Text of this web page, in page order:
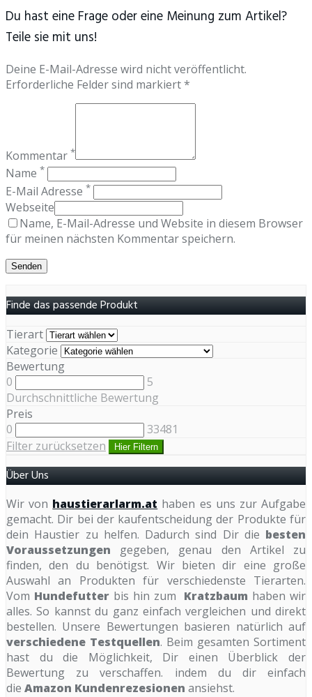
Du hast eine Frage oder eine Meinung zum Artikel?
Teile sie mit uns!
Deine E-Mail-Adresse wird nicht veröffentlicht.
Erforderliche Felder sind markiert *
Kommentar *
Name *
E-Mail Adresse *
Webseite
Name, E-Mail-Adresse und Website in diesem Browser
für meinen nächsten Kommentar speichern.
Finde das passende Produkt
Tierart
Kategorie
Bewertung
0
5
Durchschnittliche Bewertung
Preis
0
33481
Filter zurücksetzen
Hier Filtern
Über Uns
Wir von haustierarlarm.at haben es uns zur Aufgabe
gemacht. Dir bei der kaufentscheidung der Produkte für
dein Haustier zu helfen. Dadurch sind Dir die besten
Voraussetzungen gegeben, genau den Artikel zu
finden, den du benötigst. Wir bieten dir eine große
Auswahl an Produkten für verschiedenste Tierarten.
Vom Hundefutter bis hin zum Kratzbaum haben wir
alles. So kannst du ganz einfach vergleichen und direkt
bestellen. Unsere Bewertungen basieren natürlich auf
verschiedene Testquellen. Beim gesamten Sortiment
hast du die Möglichkeit, Dir einen Überblick der
Bewertung zu verschaffen. indem du dir einfach
die Amazon Kundenrezesionen ansiehst.